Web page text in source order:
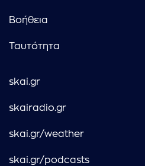
Βοήθεια
Ταυτότητα
skai.gr
skairadio.gr
skai.gr/weather
skai.gr/podcasts